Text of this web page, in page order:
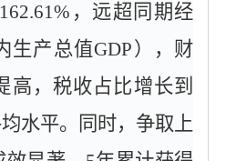
，远超同期经
生产总值GDP），财
高，税收占比增长到
水平。同时，争取上